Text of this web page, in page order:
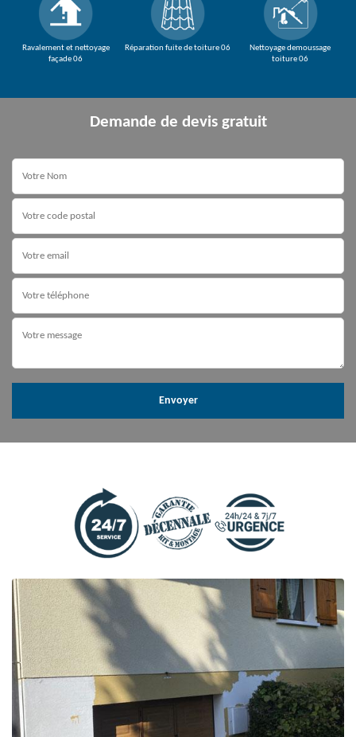
Ravalement et nettoyage
façade 06
Réparation fuite de toiture 06
Nettoyage demoussage
toiture 06
Demande de devis gratuit